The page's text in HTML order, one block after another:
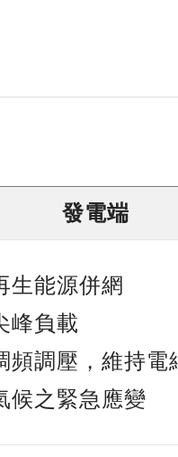
發電端
生能源併網
峰負載
頻調壓，維持電
候之緊急應變